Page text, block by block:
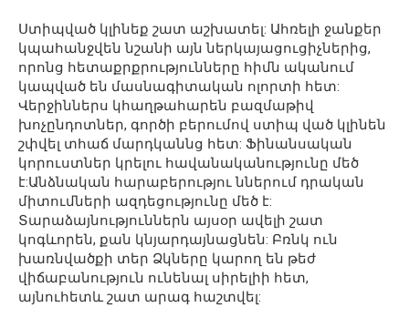
Ստիպված կլինեք շատ աշխատել: Ահռելի ջանքեր
կպահանջվեն նշանի այն ներկայացուցիչներից,
որոնց հետաքրքրությունները հիմն ականում
կապված են մասնագիտական ոլորտի հետ:
Վերջիններս կհաղթահարեն բազմաթիվ
խոչընդոտներ, գործի բերումով ստիպ ված կլինեն
շփվել տհաճ մարդկաննց հետ: Ֆինանսական
կորուստներ կրելու հավանականությունը մեծ
է:Անձնական հարաբերությու ններում դրական
միտումների ազդեցությունը մեծ է:
Տարաձայնություններն այսօր ավելի շատ
կոգևորեն, քան կնյարդայնացնեն: Բռնկ ուն
խառնվածքի տեր Ձկները կարող են թեժ
վիճաբանություն ունենալ սիրելիի հետ,
այնուհետև շատ արագ հաշտվել: